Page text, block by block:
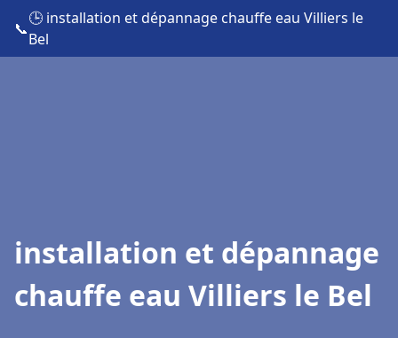
📞
🕒 installation et dépannage chauffe eau Villiers le
Bel
installation et dépannage
chauffe eau Villiers le Bel